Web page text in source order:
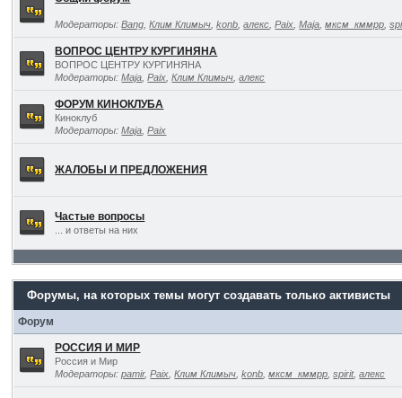
Модераторы:Bang ,Клим Климыч ,konb ,алекс ,Paix ,Maja ,мксм_кммрр ,
ВОПРОС ЦЕНТРУ КУРГИНЯНА
ВОПРОС ЦЕНТРУ КУРГИНЯНА
Модераторы:Maja ,Paix ,Клим Климыч ,алекс
ФОРУМ КИНОКЛУБА
Киноклуб
Модераторы:Maja ,Paix
ЖАЛОБЫ И ПРЕДЛОЖЕНИЯ
Частые вопросы
... и ответы на них
Форумы, на которых темы могут создавать только активисты
Форум
РОССИЯ И МИР
Россия и Мир
Модераторы:pamir,Paix ,Клим Климыч ,konb ,мксм_кммрр ,spirit,алекс